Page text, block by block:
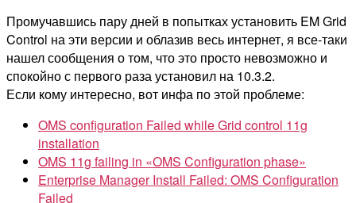
Промучавшись пару дней в попытках установить EM Grid
Control на эти версии и облазив весь интернет, я все-таки
нашел сообщения о том, что это просто невозможно и
спокойно с первого раза установил на 10.3.2.
Если кому интересно, вот инфа по этой проблеме:
OMS configuration Failed while Grid control 11g
installation
OMS 11g failing in «OMS Configuration phase»
Enterprise Manager Install Failed: OMS Configuration
Failed